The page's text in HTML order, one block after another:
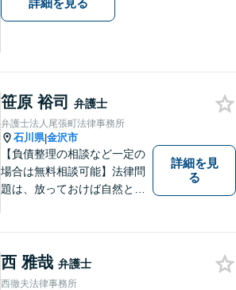
詳細を見る
笹原 裕司 弁護士
弁護士法人尾張町法律事務所
石川県|金沢市
【負債整理の相談など一定の
場合は無料相談可能】法律問
題は、放っておけば自然と解
なります。 お気軽にご相談く
ださい。
詳細を見
る
西 雅哉 弁護士
西徹夫法律事務所